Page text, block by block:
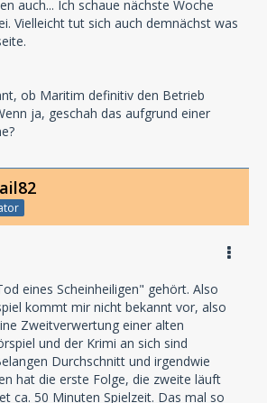
auch... Ich schaue nächste Woche
Vielleicht tut sich auch demnächst was
ob Maritim definitiv den Betrieb
ja, geschah das aufgrund einer
eines Scheinheiligen" gehört. Also
kommt mir nicht bekannt vor, also
Zweitverwertung einer alten
und der Krimi an sich sind
Durchschnitt und irgendwie
hat die erste Folge, die zweite läuft
ca. 50 Minuten Spielzeit. Das mal so